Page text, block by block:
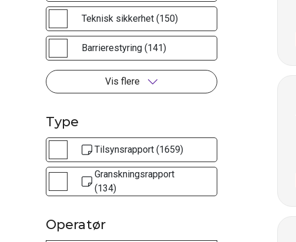
Teknisk sikkerhet (150)
Barrierestyring (141)
Vis flere
Type
Tilsynsrapport (1659)
Granskningsrapport
(134)
Operatør